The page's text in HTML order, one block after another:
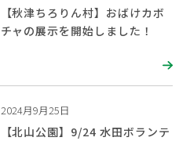
【秋津ちろりん村】おばけカボ
チャの展示を開始しました！
2024月9月25日
【北山公園】9/24 水田ボランテ